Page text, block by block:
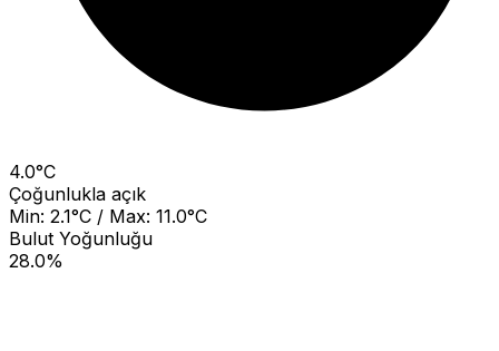
4.0°C
Çoğunlukla açık
Min: 2.1°C / Max: 11.0°C
Bulut Yoğunluğu
28.0%